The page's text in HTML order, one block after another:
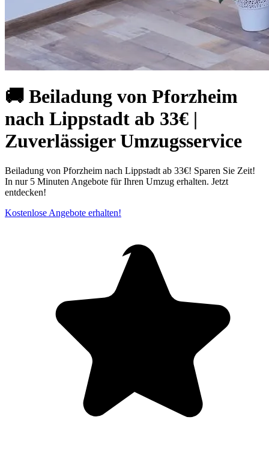
🚚 Beiladung von Pforzheim
nach Lippstadt ab 33€ |
Zuverlässiger Umzugsservice
Beiladung von Pforzheim nach Lippstadt ab 33€! Sparen Sie Zeit!
In nur 5 Minuten Angebote für Ihren Umzug erhalten. Jetzt
entdecken!
Kostenlose Angebote erhalten!